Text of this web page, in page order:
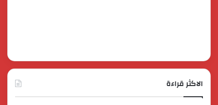
الاكثر قراءة